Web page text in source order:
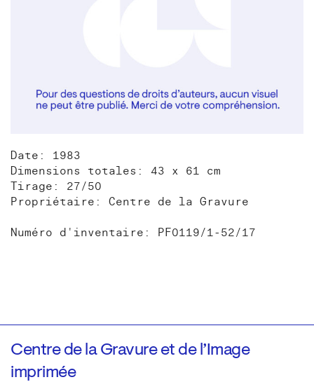
Date: 1983
Dimensions totales: 43 x 61 cm
Tirage: 27/50
Propriétaire: Centre de la Gravure
Numéro d'inventaire: PF0119/1-52/17
Centre de la Gravure et de l’Image
imprimée